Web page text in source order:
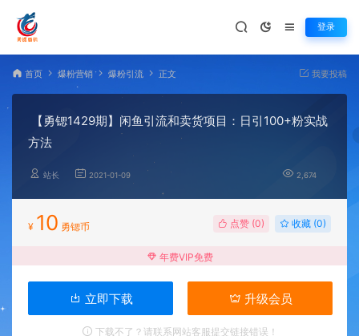
登录
首页 爆粉营销 爆粉引流 正文 我要投稿
【勇锶1429期】闲鱼引流和卖货项目：日引100+粉实战
方法
站长 2021-01-09 2,674
¥ 10 勇锶币 点赞 (0) 收藏 (0)
年费VIP免费
立即下载 升级会员
下载不了？请联系网站客服提交链接错误！